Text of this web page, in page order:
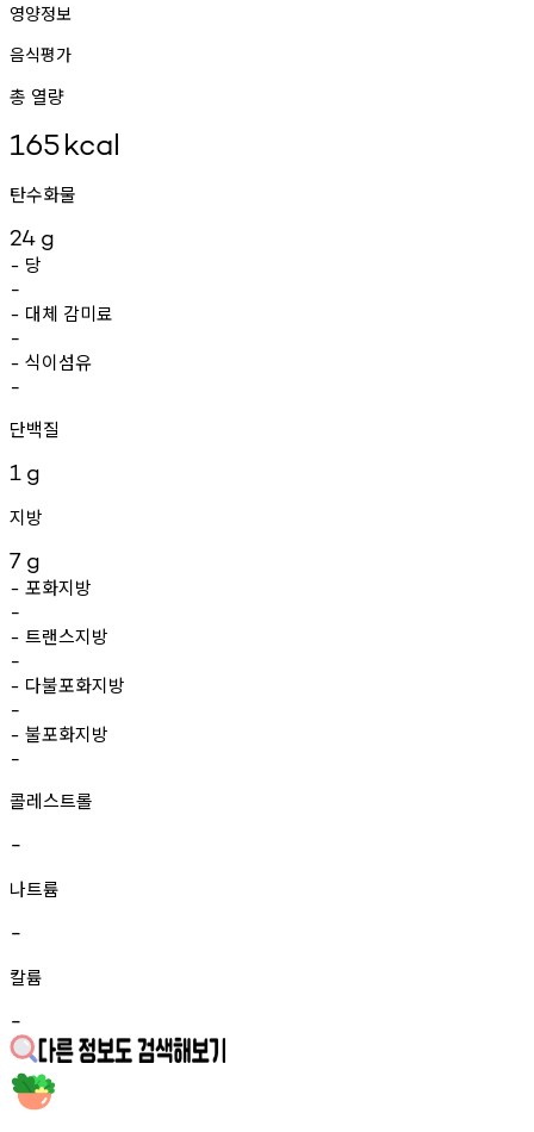
영양정보
음식평가
총 열량
165kcal
탄수화물
24 g
- 당
-
- 대체 감미료
-
- 식이섬유
-
단백질
1 g
지방
7 g
- 포화지방
-
- 트랜스지방
-
- 다불포화지방
-
- 불포화지방
-
콜레스트롤
-
나트륨
-
칼륨
-